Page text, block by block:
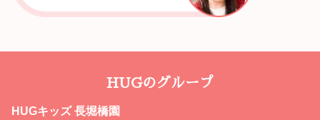
HUGのグループ
HUGキッズ 長堀橋園